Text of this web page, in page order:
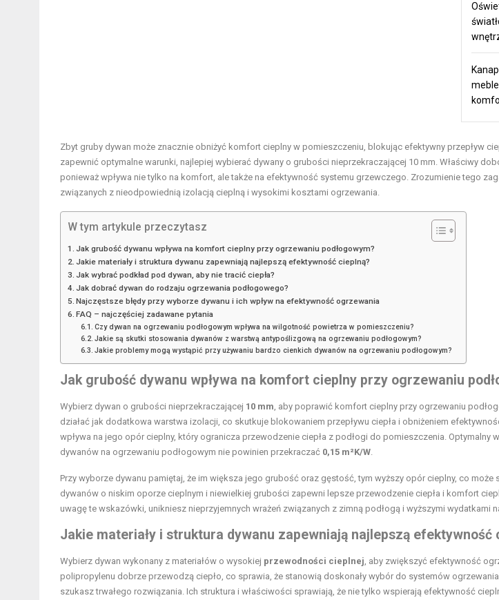
Zbyt gruby dywan może znacznie obniżyć komfort cieplny w pomieszczeniu, blokując efektywny przepływ
zapewnić optymalne warunki, najlepiej wybierać dywany o grubości nieprzekraczającej 10 mm. Właściwy
ponieważ wpływa nie tylko na komfort, ale także na efektywność systemu grzewczego. Zrozumienie tego
związanych z nieodpowiednią izolacją cieplną i wysokimi kosztami ogrzewania.
W tym artykule przeczytasz
Jak grubość dywanu wpływa na komfort cieplny przy ogrzewaniu podłogowym?
Jakie materiały i struktura dywanu zapewniają najlepszą efektywność cieplną?
Jak wybrać podkład pod dywan, aby nie tracić ciepła?
Jak dobrać dywan do rodzaju ogrzewania podłogowego?
Najczęstsze błędy przy wyborze dywanu i ich wpływ na efektywność ogrzewania
FAQ – najczęściej zadawane pytania
Czy dywan na ogrzewaniu podłogowym wpływa na wilgotność powietrza w pomieszczeniu?
Jakie są skutki stosowania dywanów z warstwą antypoślizgową na ogrzewaniu podłogowym?
Jakie problemy mogą wystąpić przy używaniu bardzo cienkich dywanów na ogrzewaniu podłogowym?
Jak grubość dywanu wpływa na komfort cieplny przy ogrzewaniu
Wybierz dywan o grubości nieprzekraczającej 10 mm, aby poprawić komfort cieplny przy ogrzewaniu
działać jak dodatkowa warstwa izolacji, co skutkuje blokowaniem przepływu ciepła i obniżeniem
wpływa na jego opór cieplny, który ogranicza przewodzenie ciepła z podłogi do pomieszczenia. Optymalny
dywanów na ogrzewaniu podłogowym nie powinien przekraczać 0,15 m²K/W.
Przy wyborze dywanu pamiętaj, że im większa jego grubość oraz gęstość, tym wyższy opór cieplny, co może
dywanów o niskim oporze cieplnym i niewielkiej grubości zapewni lepsze przewodzenie ciepła i komfort
uwagę te wskazówki, unikniesz nieprzyjemnych wrażeń związanych z zimną podłogą i wyższymi wydatkami
Jakie materiały i struktura dywanu zapewniają najlepszą efektywność
Wybierz dywan wykonany z materiałów o wysokiej przewodności cieplnej, aby zwiększyć efektywność
polipropylenu dobrze przewodzą ciepło, co sprawia, że stanowią doskonały wybór do systemów
szukasz trwałego rozwiązania. Ich struktura i właściwości sprawiają, że nie tylko wspierają efektywność